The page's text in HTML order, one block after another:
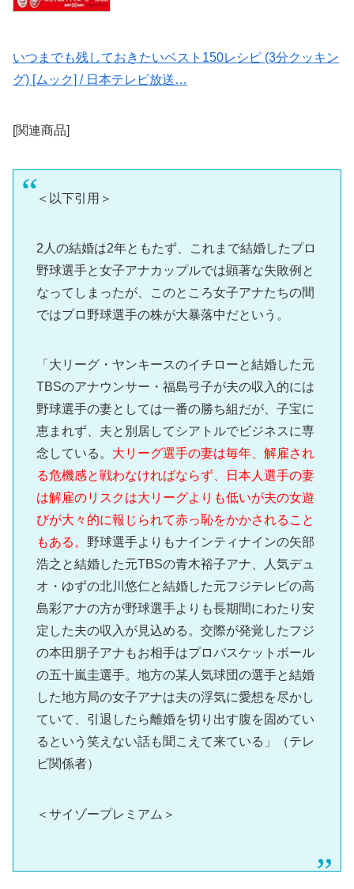
いつまでも残しておきたいベスト150レシピ (3分クッキン
グ) [ムック] / 日本テレビ放送…
[関連商品]
＜以下引用＞
2人の結婚は2年ともたず、これまで結婚したプロ
野球選手と女子アナカップルでは顕著な失敗例と
なってしまったが、このところ女子アナたちの間
ではプロ野球選手の株が大暴落中だという。
「大リーグ・ヤンキースのイチローと結婚した元
TBSのアナウンサー・福島弓子が夫の収入的には
野球選手の妻としては一番の勝ち組だが、子宝に
恵まれず、夫と別居してシアトルでビジネスに専
念している。 大リーグ選手の妻は毎年、解雇され
る危機感と戦わなければならず、日本人選手の妻
は解雇のリスクは大リーグよりも低いが夫の女遊
びが大々的に報じられて赤っ恥をかかされること
もある。 野球選手よりもナインティナインの矢部
浩之と結婚した元TBSの青木裕子アナ、人気デュ
オ・ゆずの北川悠仁と結婚した元フジテレビの高
島彩アナの方が野球選手よりも長期間にわたり安
定した夫の収入が見込める。交際が発覚したフジ
の本田朋子アナもお相手はプロバスケットボール
の五十嵐圭選手。地方の某人気球団の選手と結婚
した地方局の女子アナは夫の浮気に愛想を尽かし
ていて、引退したら離婚を切り出す腹を固めてい
るという笑えない話も聞こえて来ている」（テレ
ビ関係者）
＜サイゾープレミアム＞